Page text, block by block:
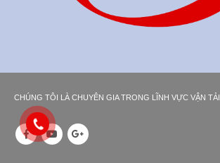
CHÚNG TÔI LÀ CHUYÊN GIA TRONG LĨNH VỰC VẬN TẢI